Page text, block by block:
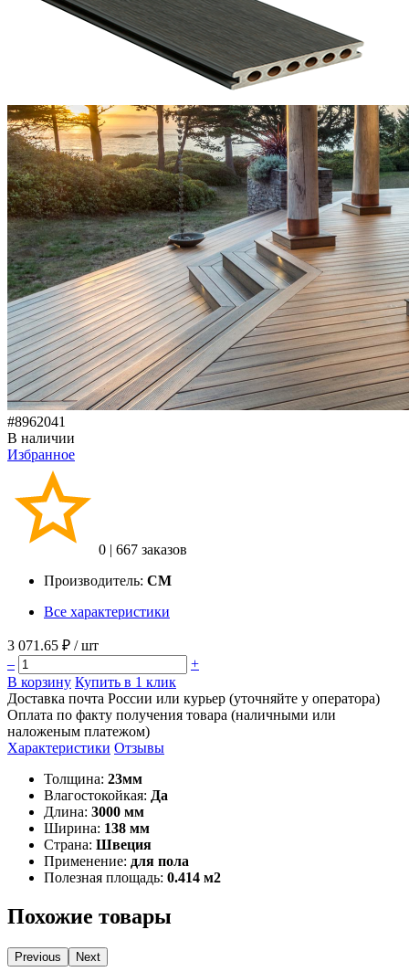
#8962041
В наличии
Избранное
0 | 667 заказов
Производитель: CM
Все характеристики
3 071.65 ₽ / шт
–
+
В корзину Купить в 1 клик
Доставка почта России или курьер (уточняйте у оператора)
Оплата по факту получения товара (наличными или
наложеным платежом)
Характеристики Отзывы
Толщина: 23мм
Влагостокойкая: Да
Длина: 3000 мм
Ширина: 138 мм
Страна: Швеция
Применение: для пола
Полезная площадь: 0.414 м2
Похожие товары
Previous Next